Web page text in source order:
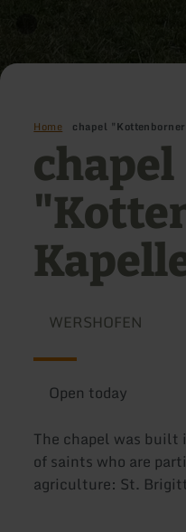
Home chapel
chapel
WERSHOFEN
Open today
The chapel was built
of saints who are
agriculture: St.